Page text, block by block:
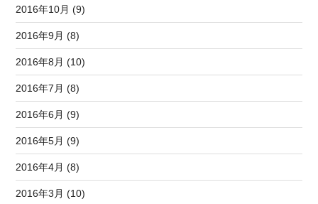
2016年10月 (9)
2016年9月 (8)
2016年8月 (10)
2016年7月 (8)
2016年6月 (9)
2016年5月 (9)
2016年4月 (8)
2016年3月 (10)